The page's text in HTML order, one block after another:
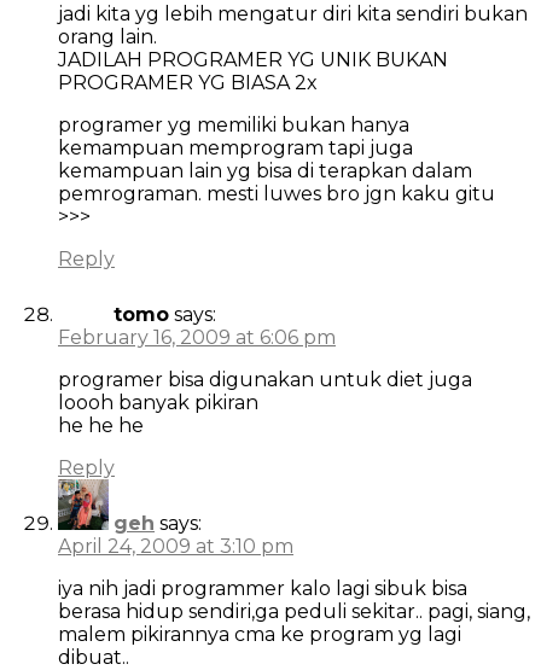
jadi kita yg lebih mengatur diri kita sendiri bukan
orang lain.
JADILAH PROGRAMER YG UNIK BUKAN
PROGRAMER YG BIASA 2x
programer yg memiliki bukan hanya
kemampuan memprogram tapi juga
kemampuan lain yg bisa di terapkan dalam
pemrograman. mesti luwes bro jgn kaku gitu
>>>
Reply
tomo says:
February 16, 2009 at 6:06 pm
programer bisa digunakan untuk diet juga
loooh banyak pikiran
he he he
Reply
geh says:
April 24, 2009 at 3:10 pm
iya nih jadi programmer kalo lagi sibuk bisa
berasa hidup sendiri,ga peduli sekitar.. pagi, siang,
malem pikirannya cma ke program yg lagi
dibuat..